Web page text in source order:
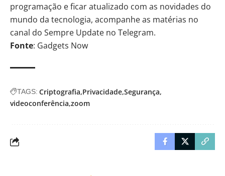
programação e ficar atualizado com as novidades do
mundo da tecnologia, acompanhe as matérias no
canal do Sempre Update no Telegram.
Fonte: Gadgets Now
TAGS: Criptografia Privacidade Segurança
videoconferência zoom